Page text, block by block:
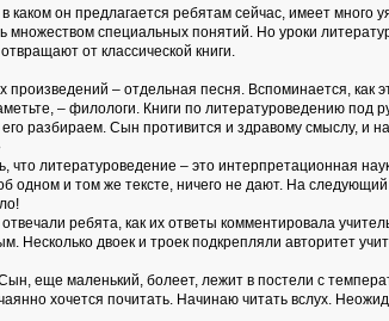
каком он предлагается ребятам сейчас, имеет
множеством специальных понятий. Но уроки
от классической книги.
произведений – отдельная песня. Вспоминается,
– филологи. Книги по литературоведению
его разбираем. Сын противится и здравому смыслу, и
что литературоведение – это интерпретационная
одном и том же тексте, ничего не дают. На
ребята, как их ответы комментировала
Несколько двоек и троек подкрепляли авторитет
еще маленький, болеет, лежит в постели с
хочется почитать. Начинаю читать вслух.